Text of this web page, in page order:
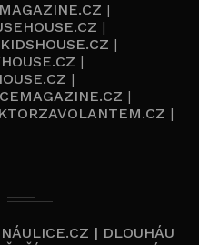
|
|
KIDSHOUSE.CZ |
|
|
|
|
| DLOUHÁU